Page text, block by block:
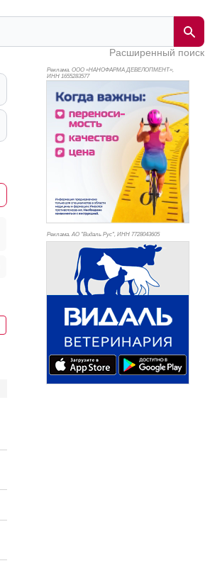
Расширенный поиск
Реклама. ООО «НАНОФАРМА ДЕВЕЛОПМЕНТ»,
ИНН 1655283577
Реклама. АО "Видаль Рус", ИНН 7728043605